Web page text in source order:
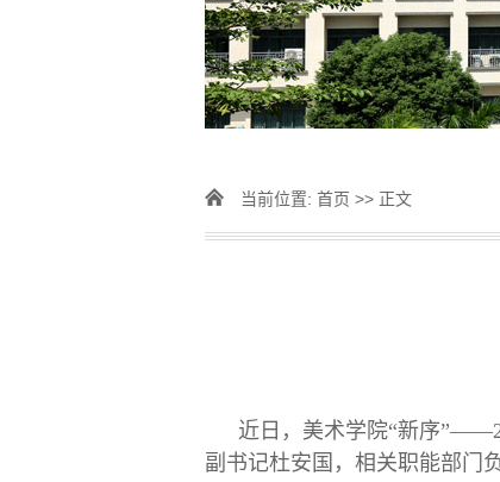
当前位置: 首页 >> 正文
近日，美术学院“新序
副书记杜安国，相关职能部门